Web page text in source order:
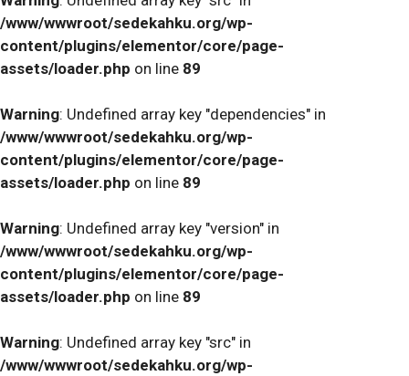
/www/wwwroot/sedekahku.org/wp-
content/plugins/elementor/core/page-
assets/loader.php on line 89
Warning: Undefined array key "dependencies" in
/www/wwwroot/sedekahku.org/wp-
content/plugins/elementor/core/page-
assets/loader.php on line 89
Warning: Undefined array key "version" in
/www/wwwroot/sedekahku.org/wp-
content/plugins/elementor/core/page-
assets/loader.php on line 89
Warning: Undefined array key "src" in
/www/wwwroot/sedekahku.org/wp-